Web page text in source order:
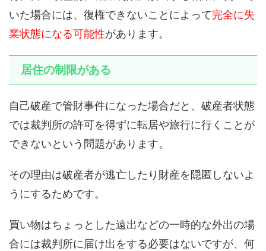
いた場合には、復権できないことによって完全に失
業状態になる可能性があります。
居住の制限がある
自己破産で管財事件になった場合だと、破産者状態
では裁判所の許可を得ずに転居や旅行に行くことが
できないという問題があります。
その理由は破産者が逃亡したり財産を隠匿しないよ
うにするためです。
買い物はちょっとした遠出などの一時的な外出の場
合には裁判所に届け出をする必要はないですが、何